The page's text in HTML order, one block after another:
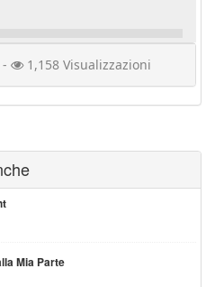
1,158 Visualizzazioni
Mia Parte